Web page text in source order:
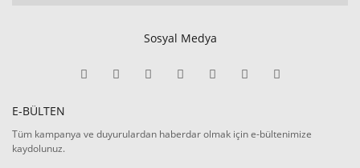
Sosyal Medya
E-BÜLTEN
Tüm kampanya ve duyurulardan haberdar olmak için e-bültenimize
kaydolunuz.